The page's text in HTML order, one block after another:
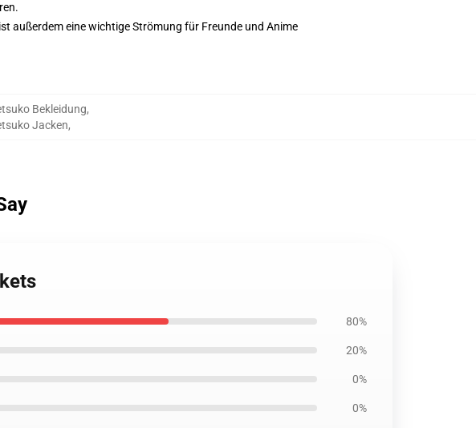
außerdem eine wichtige Strömung für Freunde und Anime
Bekleidung,
Jacken,
80%
20%
0%
0%